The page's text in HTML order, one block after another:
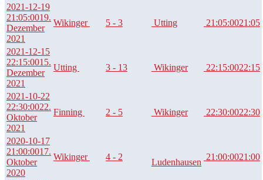
2021-12-19
21:05:0019.
Dezember
2021
Wikinger 5 - 3 Utting 21:05:0021:05
2021-12-15
22:15:0015.
Dezember
2021
Utting 3 - 13 Wikinger 22:15:0022:15
2021-10-22
22:30:0022.
Oktober
2021
Finning 2 - 5 Wikinger 22:30:0022:30
2020-10-17
21:00:0017.
Oktober
2020
Wikinger 4 - 2
Ludenhausen
21:00:0021:00